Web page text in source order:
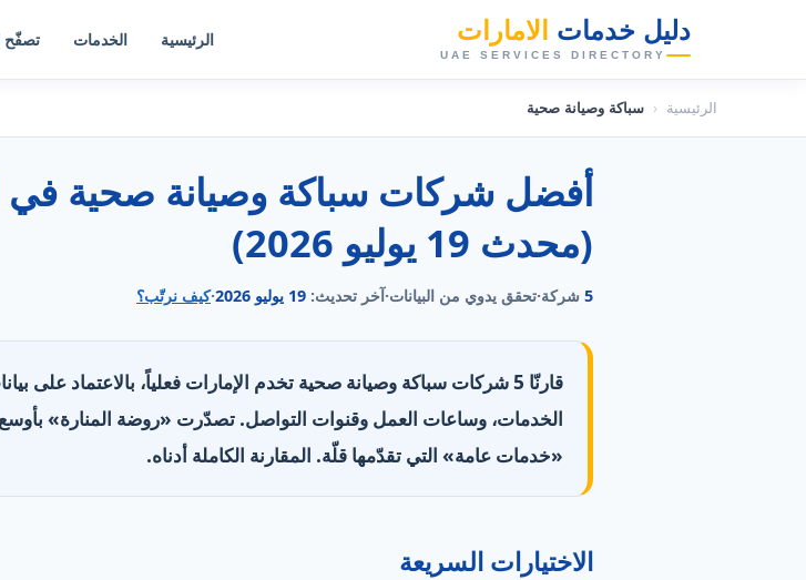
دليل خدمات الامارات
UAE SERVICES DIRECTORY
الرئيسية الخدمات تصفّح
الرئيسية ‹ سباكة وصيانة صحية
(محدث 19 يوليو 2026)
5 شركة·تحقق يدوي من البيانات·آخر تحديث: 19 يوليو 2026 ·كيف نرتّب؟
قارنّا 5 شركات سباكة وصيانة صحية تخدم الإمارات فعلياً، بالاعتماد على
«خدمات عامة» التي تقدّمها قلّة. المقارنة الكاملة أدناه.
الاختيارات السريعة